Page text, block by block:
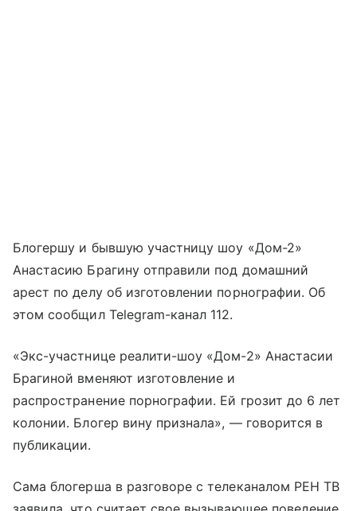
Блогершу и бывшую участницу шоу «Дом-2»
Анастасию Брагину отправили под домашний
арест по делу об изготовлении порнографии. Об
этом сообщил Telegram-канал 112.
«Экс-участнице реалити-шоу «Дом-2» Анастасии
Брагиной вменяют изготовление и
распространение порнографии. Ей грозит до 6 лет
колонии. Блогер вину признала», — говорится в
публикации.
Сама блогерша в разговоре с телеканалом РЕН ТВ